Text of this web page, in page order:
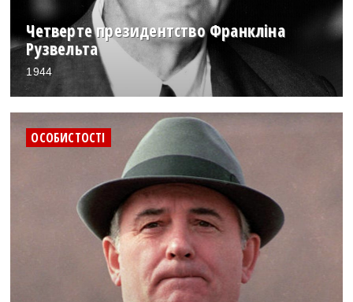
Четверте президентство Франкліна
Рузвельта
1944
ОСОБИСТОСТІ